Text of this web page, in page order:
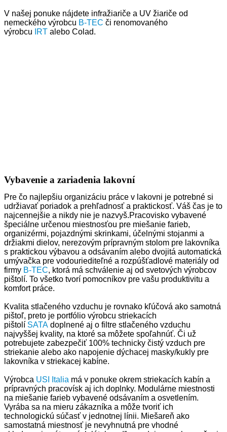
V našej ponuke nájdete infražiariče a UV žiariče od
nemeckého výrobcu B-TEC či renomovaného
výrobcu IRT alebo Colad.
Vybavenie a zariadenia lakovní
Pre čo najlepšiu organizáciu práce v lakovni je potrebné si
udržiavať poriadok a prehľadnosť a praktickosť. Váš čas je to
najcennejšie a nikdy nie je nazvyš.Pracovisko vybavené
špeciálne určenou miestnosťou pre miešanie farieb,
organizérmi, pojazdnými skrinkami, účelnými stojanmi a
držiakmi dielov, nerezovým prípravným stolom pre lakovníka
s praktickou výbavou a odsávaním alebo dvojitá automatická
umývačka pre vodouriediteľné a rozpúšťadlové materiály od
firmy B-TEC, ktorá má schválenie aj od svetových výrobcov
pištolí. To všetko tvorí pomocníkov pre vašu produktivitu a
komfort práce.
Kvalita stlačeného vzduchu je rovnako kľúčová ako samotná
pištoľ, preto je portfólio výrobcu striekacích
pištolí SATA doplnené aj o filtre stlačeného vzduchu
najvyššej kvality, na ktoré sa môžete spoľahnúť. Či už
potrebujete zabezpečiť 100% technicky čistý vzduch pre
striekanie alebo ako napojenie dýchacej masky/kukly pre
lakovníka v striekacej kabíne.
Výrobca USI Italia má v ponuke okrem striekacích kabín a
prípravných pracovísk aj ich doplnky. Modulárne miestnosti
na miešanie farieb vybavené odsávaním a osvetlením.
Vyrába sa na mieru zákazníka a môže tvoriť ich
technologickú súčasť v jednotnej línii. Miešareň ako
samostatná miestnosť je nevyhnutná pre vhodné